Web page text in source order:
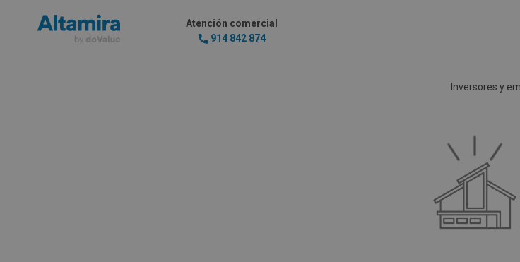
Atención comercial
914 842 874
Inversores y